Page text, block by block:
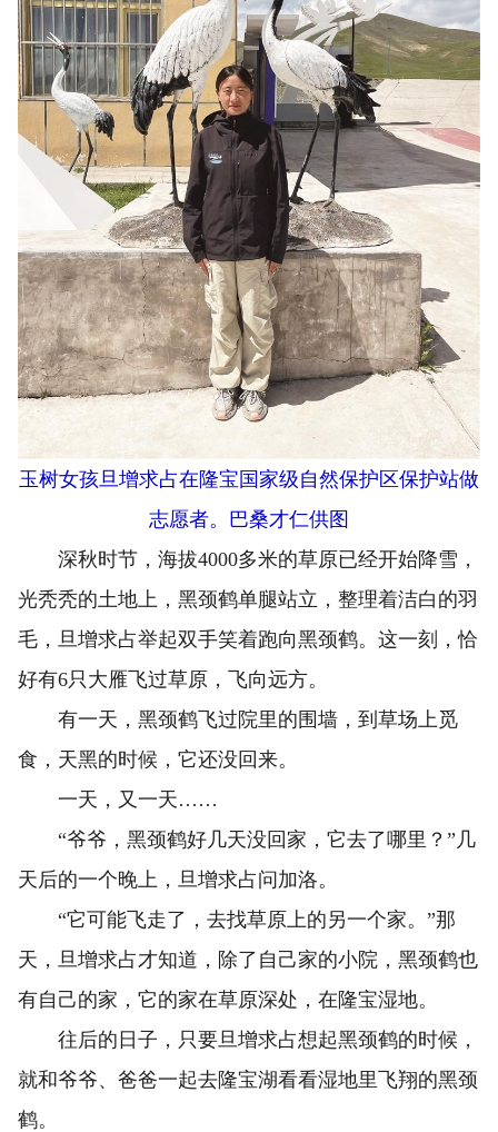
玉树女孩旦增求占在隆宝国家级自然保护区保护站做
志愿者。巴桑才仁供图
深秋时节，海拔4000多米的草原已经开始降雪，
光秃秃的土地上，黑颈鹤单腿站立，整理着洁白的羽
毛，旦增求占举起双手笑着跑向黑颈鹤。这一刻，恰
好有6只大雁飞过草原，飞向远方。
有一天，黑颈鹤飞过院里的围墙，到草场上觅
食，天黑的时候，它还没回来。
一天，又一天……
“爷爷，黑颈鹤好几天没回家，它去了哪里？”几
天后的一个晚上，旦增求占问加洛。
“它可能飞走了，去找草原上的另一个家。”那
天，旦增求占才知道，除了自己家的小院，黑颈鹤也
有自己的家，它的家在草原深处，在隆宝湿地。
往后的日子，只要旦增求占想起黑颈鹤的时候，
就和爷爷、爸爸一起去隆宝湖看看湿地里飞翔的黑颈
鹤。